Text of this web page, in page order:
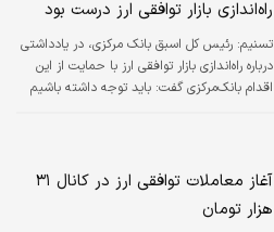
فعالان بازار آغاز شده است. از سوی دیگر این امر
می‌تواند ناشی از روند اصلاحی بازار نیز باشد.
راه‌اندازی بازار توافقی ارز درست بود
تسنیم: رئیس کل اسبق بانک مرکزی، در یادداشتی
درباره راه‌اندازی بازار توافقی ارز با حمایت از این
اقدام بانک‌مرکزی گفت: باید توجه داشته باشیم
آغاز معاملات توافقی ارز در کانال ۳۱
هزار تومان